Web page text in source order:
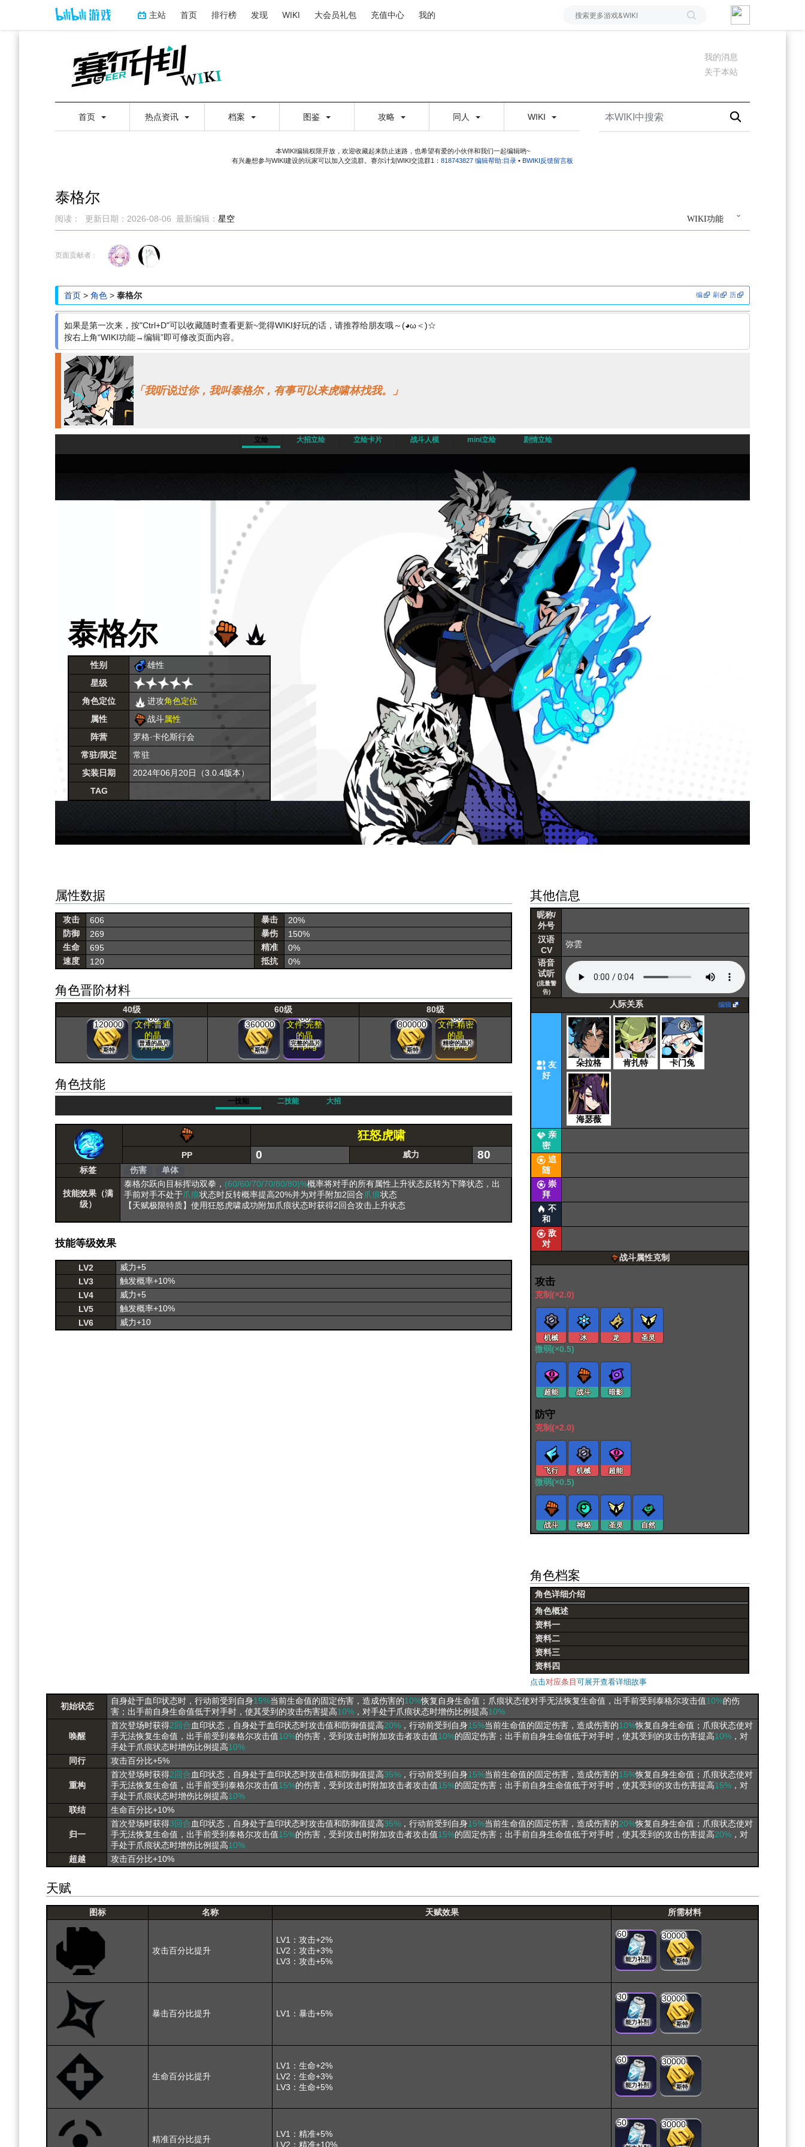
主站 首页 排行榜 发现 WIKI 大会员礼包 充值中心 我的
我的消息
关于本站
首页 热点资讯 档案 图鉴 攻略 同人 WIKI
本WIKI编辑权限开放，欢迎收藏起来防止迷路，也希望有爱的小伙伴和我们一起编辑哟~
有兴趣想参与WIKI建设的玩家可以加入交流群。赛尔计划WIKI交流群1： 818743827 编辑帮助:目录 • BWIKI反馈留言板
泰格尔
WIKI功能
阅读： 更新日期： 2026-08-06 最新编辑： 星空
到
到
页面贡献者 :
编 刷 历
首页 > 角色 > 泰格尔
如果是第一次来，按"Ctrl+D"可以收藏随时查看更新~觉得WIKI好玩的话，请推荐给朋友哦～(◕ω＜)☆
按右上角“WIKI功能→编辑”即可修改页面内容。
「我听说过你，我叫泰格尔，有事可以来虎啸林找我。」
立绘 大招立绘 立绘卡片 战斗人模 mini立绘 剧情立绘
泰格尔
性别
雄性
星级
角色定位
进攻角色定位
属性
战斗属性
阵营
罗格·卡伦斯行会
常驻/限定
常驻
实装日期
2024年06月20日（3.0.4版本）
TAG
属性数据
攻击 606 暴击
20%
防御
269 暴伤
150%
生命
695 精准
0%
速度
120 抵抗 0%
角色晋阶材料
40级 60级
80级
120000
斯特
文件:普通
的晶
片.png
80
普通的晶片
360000
斯特
文件:完整
的晶
片.png
80
完整的晶片
800000
斯特
文件:精密
的晶
片.png
80
精密的晶片
角色技能
一技能 二技能 大招
狂怒虎啸
PP 0 威力 80
标签 伤害 单体
技能效果（满
级）
泰格尔跃向目标挥动双拳， (60/60/70/70/80/80)%概率将对手的所有属性上升状态反转为下降状态，出
手前对手不处于爪痕状态时反转概率提高20%并为对手附加2回合爪痕状态
【天赋极限特质】使用狂怒虎啸成功附加爪痕状态时获得2回合攻击上升状态
技能等级效果
LV2
威力+5
LV3
触发概率+10%
LV4
威力+5
LV5
触发概率+10%
LV6
威力+10
其他信息
昵称/
外号
汉语
CV
弥雲
语音
试听
(流量警
告)
人际关系 编辑
友
好
朵拉格 肯扎特 卡门兔
海瑟薇
亲
密
追
随
崇
拜
不
和
敌
对
战斗属性克制
攻击
克制(×2.0)
机械 冰 龙 圣灵
微弱(×0.5)
超能 战斗 暗影
防守
克制(×2.0)
飞行 机械 超能
微弱(×0.5)
战斗 神秘 圣灵 自然
角色档案
角色详细介绍
角色概述
资料一
资料二
资料三
资料四
点击对应条目可展开查看详细故事
初始状态
自身处于血印状态时，行动前受到自身15%当前生命值的固定伤害，造成伤害的10%恢复自身生命值；爪痕状态使对手无法恢复生命值，出手前受到泰格尔攻击值10%的伤
害；出手前自身生命值低于对手时，使其受到的攻击伤害提高10%，对手处于爪痕状态时增伤比例提高10%
唤醒
首次登场时获得2回合血印状态，自身处于血印状态时攻击值和防御值提高20%，行动前受到自身15%当前生命值的固定伤害，造成伤害的10%恢复自身生命值；爪痕状态使对
手无法恢复生命值，出手前受到泰格尔攻击值10%的伤害，受到攻击时附加攻击者攻击值10%的固定伤害；出手前自身生命值低于对手时，使其受到的攻击伤害提高10%，对
手处于爪痕状态时增伤比例提高10%
同行
攻击百分比+5%
重构
首次登场时获得2回合血印状态，自身处于血印状态时攻击值和防御值提高35%，行动前受到自身15%当前生命值的固定伤害，造成伤害的15%恢复自身生命值；爪痕状态使对
手无法恢复生命值，出手前受到泰格尔攻击值15%的伤害，受到攻击时附加攻击者攻击值15%的固定伤害；出手前自身生命值低于对手时，使其受到的攻击伤害提高15%，对
手处于爪痕状态时增伤比例提高10%
联结
生命百分比+10%
归一
首次登场时获得3回合血印状态，自身处于血印状态时攻击值和防御值提高35%，行动前受到自身15%当前生命值的固定伤害，造成伤害的20%恢复自身生命值；爪痕状态使对
手无法恢复生命值，出手前受到泰格尔攻击值15%的伤害，受到攻击时附加攻击者攻击值15%的固定伤害；出手前自身生命值低于对手时，使其受到的攻击伤害提高20%，对
手处于爪痕状态时增伤比例提高10%
超越
攻击百分比+10%
天赋
图标 名称 天赋效果 所需材料
攻击百分比提升
LV1：攻击+2%
LV2：攻击+3%
LV3：攻击+5%
60
能力补剂
30000
斯特
暴击百分比提升 LV1：暴击+5%
30
能力补剂
30000
斯特
生命百分比提升
LV1：生命+2%
LV2：生命+3%
LV3：生命+5%
60
能力补剂
30000
斯特
精准百分比提升
LV1：精准+5%
LV2：精准+10%
50 30000